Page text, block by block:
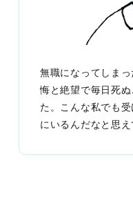
無職になってしま
悔と絶望で毎日死
た。こんな私でも
にいるんだなと思え